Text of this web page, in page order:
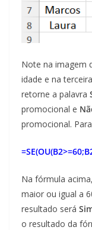
Note na imagem
idade e na
retorne a palavra
promocional e
promocional.
Na fórmula
maior ou igual a
resultado será
o resultado da